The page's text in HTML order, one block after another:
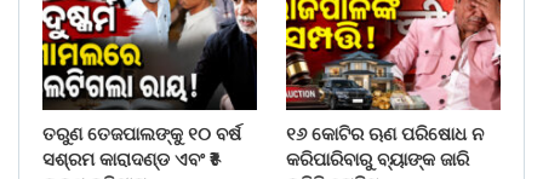
ତରୁଣ ତେଜପାଲଙ୍କୁ ୧୦ ବର୍ଷ
ସଶ୍ରମ କାରାଦଣ୍ଡ ଏବଂ ₹୫
୧୬ କୋଟିର ଋଣ ପରିଷୋଧ ନ
କରିପାରିବାରୁ ବ୍ୟାଙ୍କ ଜାରି